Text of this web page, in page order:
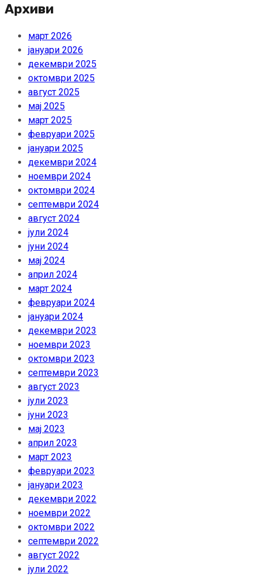
Архиви
март 2026
јануари 2026
декември 2025
октомври 2025
август 2025
мај 2025
март 2025
февруари 2025
јануари 2025
декември 2024
ноември 2024
октомври 2024
септември 2024
август 2024
јули 2024
јуни 2024
мај 2024
април 2024
март 2024
февруари 2024
јануари 2024
декември 2023
ноември 2023
октомври 2023
септември 2023
август 2023
јули 2023
јуни 2023
мај 2023
април 2023
март 2023
февруари 2023
јануари 2023
декември 2022
ноември 2022
октомври 2022
септември 2022
август 2022
јули 2022